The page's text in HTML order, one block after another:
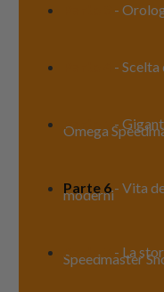
-
-
Parte 5 -
Omega
Parte 6- Vita
moderni
Parte 7 - La
Speedmaster